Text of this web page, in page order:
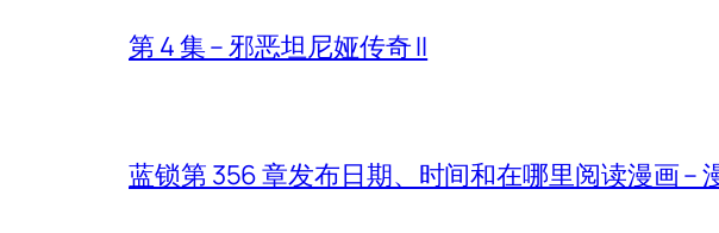
第 4 集 – 邪恶坦尼娅传奇 II
蓝锁第 356 章发布日期、时间和在哪里阅读漫画 –